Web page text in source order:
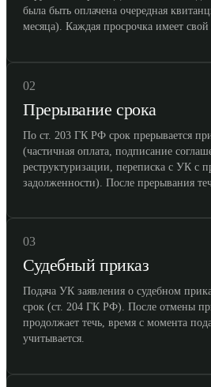
была быть оплачена очередная
месяца). Каждая просрочка имеет свой
02
Прерывание срока
По ст. 203 ГК РФ срок прерывается
(частичная оплата, подписание
реструктуризации, переписка с УК с
задолженности). После прерывания
03
Судебный приказ
Подача УК заявления о судебном
срок (ст. 204 ГК РФ). После отмены
продолжает течь, время с момента
учитывается.